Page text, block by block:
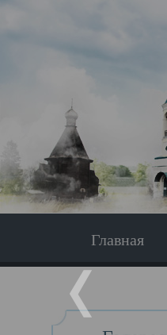
Главная